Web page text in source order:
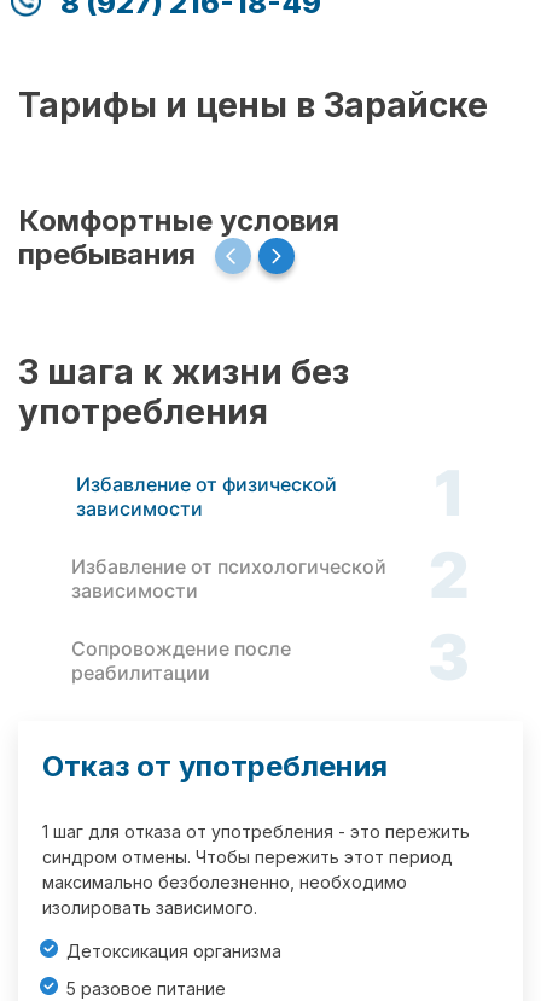
Тарифы и цены в Зарайске
Комфортные условия
пребывания
3 шага к жизни без
употребления
Избавление от физической
зависимости
1
Избавление от психологической
зависимости
2
Сопровождение после
реабилитации
3
Отказ от употребления
1 шаг для отказа от употребления - это пережить
синдром отмены. Чтобы пережить этот период
максимально безболезненно, необходимо
изолировать зависимого.
Детоксикация организма
5 разовое питание